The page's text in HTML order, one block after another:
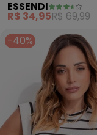
ESSENDI
R$ 34,95R$ 69,99
-40%